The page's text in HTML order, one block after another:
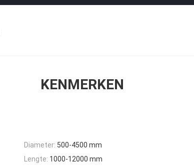
KENMERKEN
Diameter: 500-4500 mm
Lengte: 1000-12000 mm